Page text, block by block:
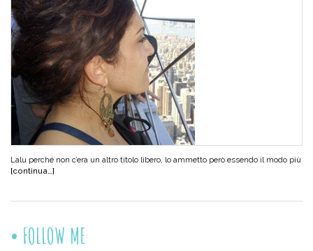
Lalu perché non c’era un altro titolo libero, lo ammetto però essendo il modo più
[continua…]
FOLLOW ME